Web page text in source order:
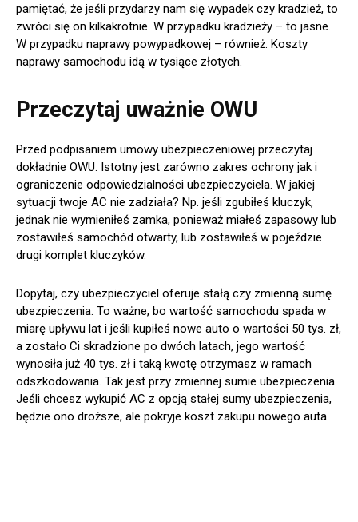
pamiętać, że jeśli przydarzy nam się wypadek czy kradzież, to
zwróci się on kilkakrotnie. W przypadku kradzieży – to jasne.
W przypadku naprawy powypadkowej – również. Koszty
naprawy samochodu idą w tysiące złotych.
Przeczytaj uważnie OWU
Przed podpisaniem umowy ubezpieczeniowej przeczytaj
dokładnie OWU. Istotny jest zarówno zakres ochrony jak i
ograniczenie odpowiedzialności ubezpieczyciela. W jakiej
sytuacji twoje AC nie zadziała? Np. jeśli zgubiłeś kluczyk,
jednak nie wymieniłeś zamka, ponieważ miałeś zapasowy lub
zostawiłeś samochód otwarty, lub zostawiłeś w pojeździe
drugi komplet kluczyków.
Dopytaj, czy ubezpieczyciel oferuje stałą czy zmienną sumę
ubezpieczenia. To ważne, bo wartość samochodu spada w
miarę upływu lat i jeśli kupiłeś nowe auto o wartości 50 tys. zł,
a zostało Ci skradzione po dwóch latach, jego wartość
wynosiła już 40 tys. zł i taką kwotę otrzymasz w ramach
odszkodowania. Tak jest przy zmiennej sumie ubezpieczenia.
Jeśli chcesz wykupić AC z opcją stałej sumy ubezpieczenia,
będzie ono droższe, ale pokryje koszt zakupu nowego auta.